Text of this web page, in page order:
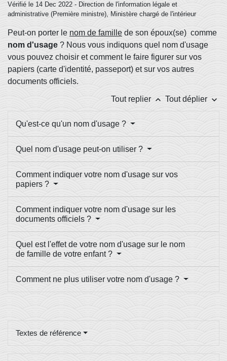
Vérifié le 14 Dec 2022 - Direction de l'information légale et
administrative (Première ministre), Ministère chargé de l'intérieur
Peut-on porter le nom de famille de son époux(se) comme
nom d'usage ? Nous vous indiquons quel nom d'usage
vous pouvez choisir et comment le faire figurer sur vos
papiers (carte d'identité, passeport) et sur vos autres
documents officiels.
Tout replier keyboard_arrow_up Tout déplier keyboard_arrow_down
Qu'est-ce qu'un nom d'usage ?
Quel nom d'usage peut-on utiliser ?
Comment indiquer votre nom d'usage sur vos
papiers ?
Comment indiquer votre nom d'usage sur les
documents officiels ?
Quel est l'effet de votre nom d'usage sur le nom
de famille de votre enfant ?
Comment ne plus utiliser votre nom d'usage ?
Textes de référence